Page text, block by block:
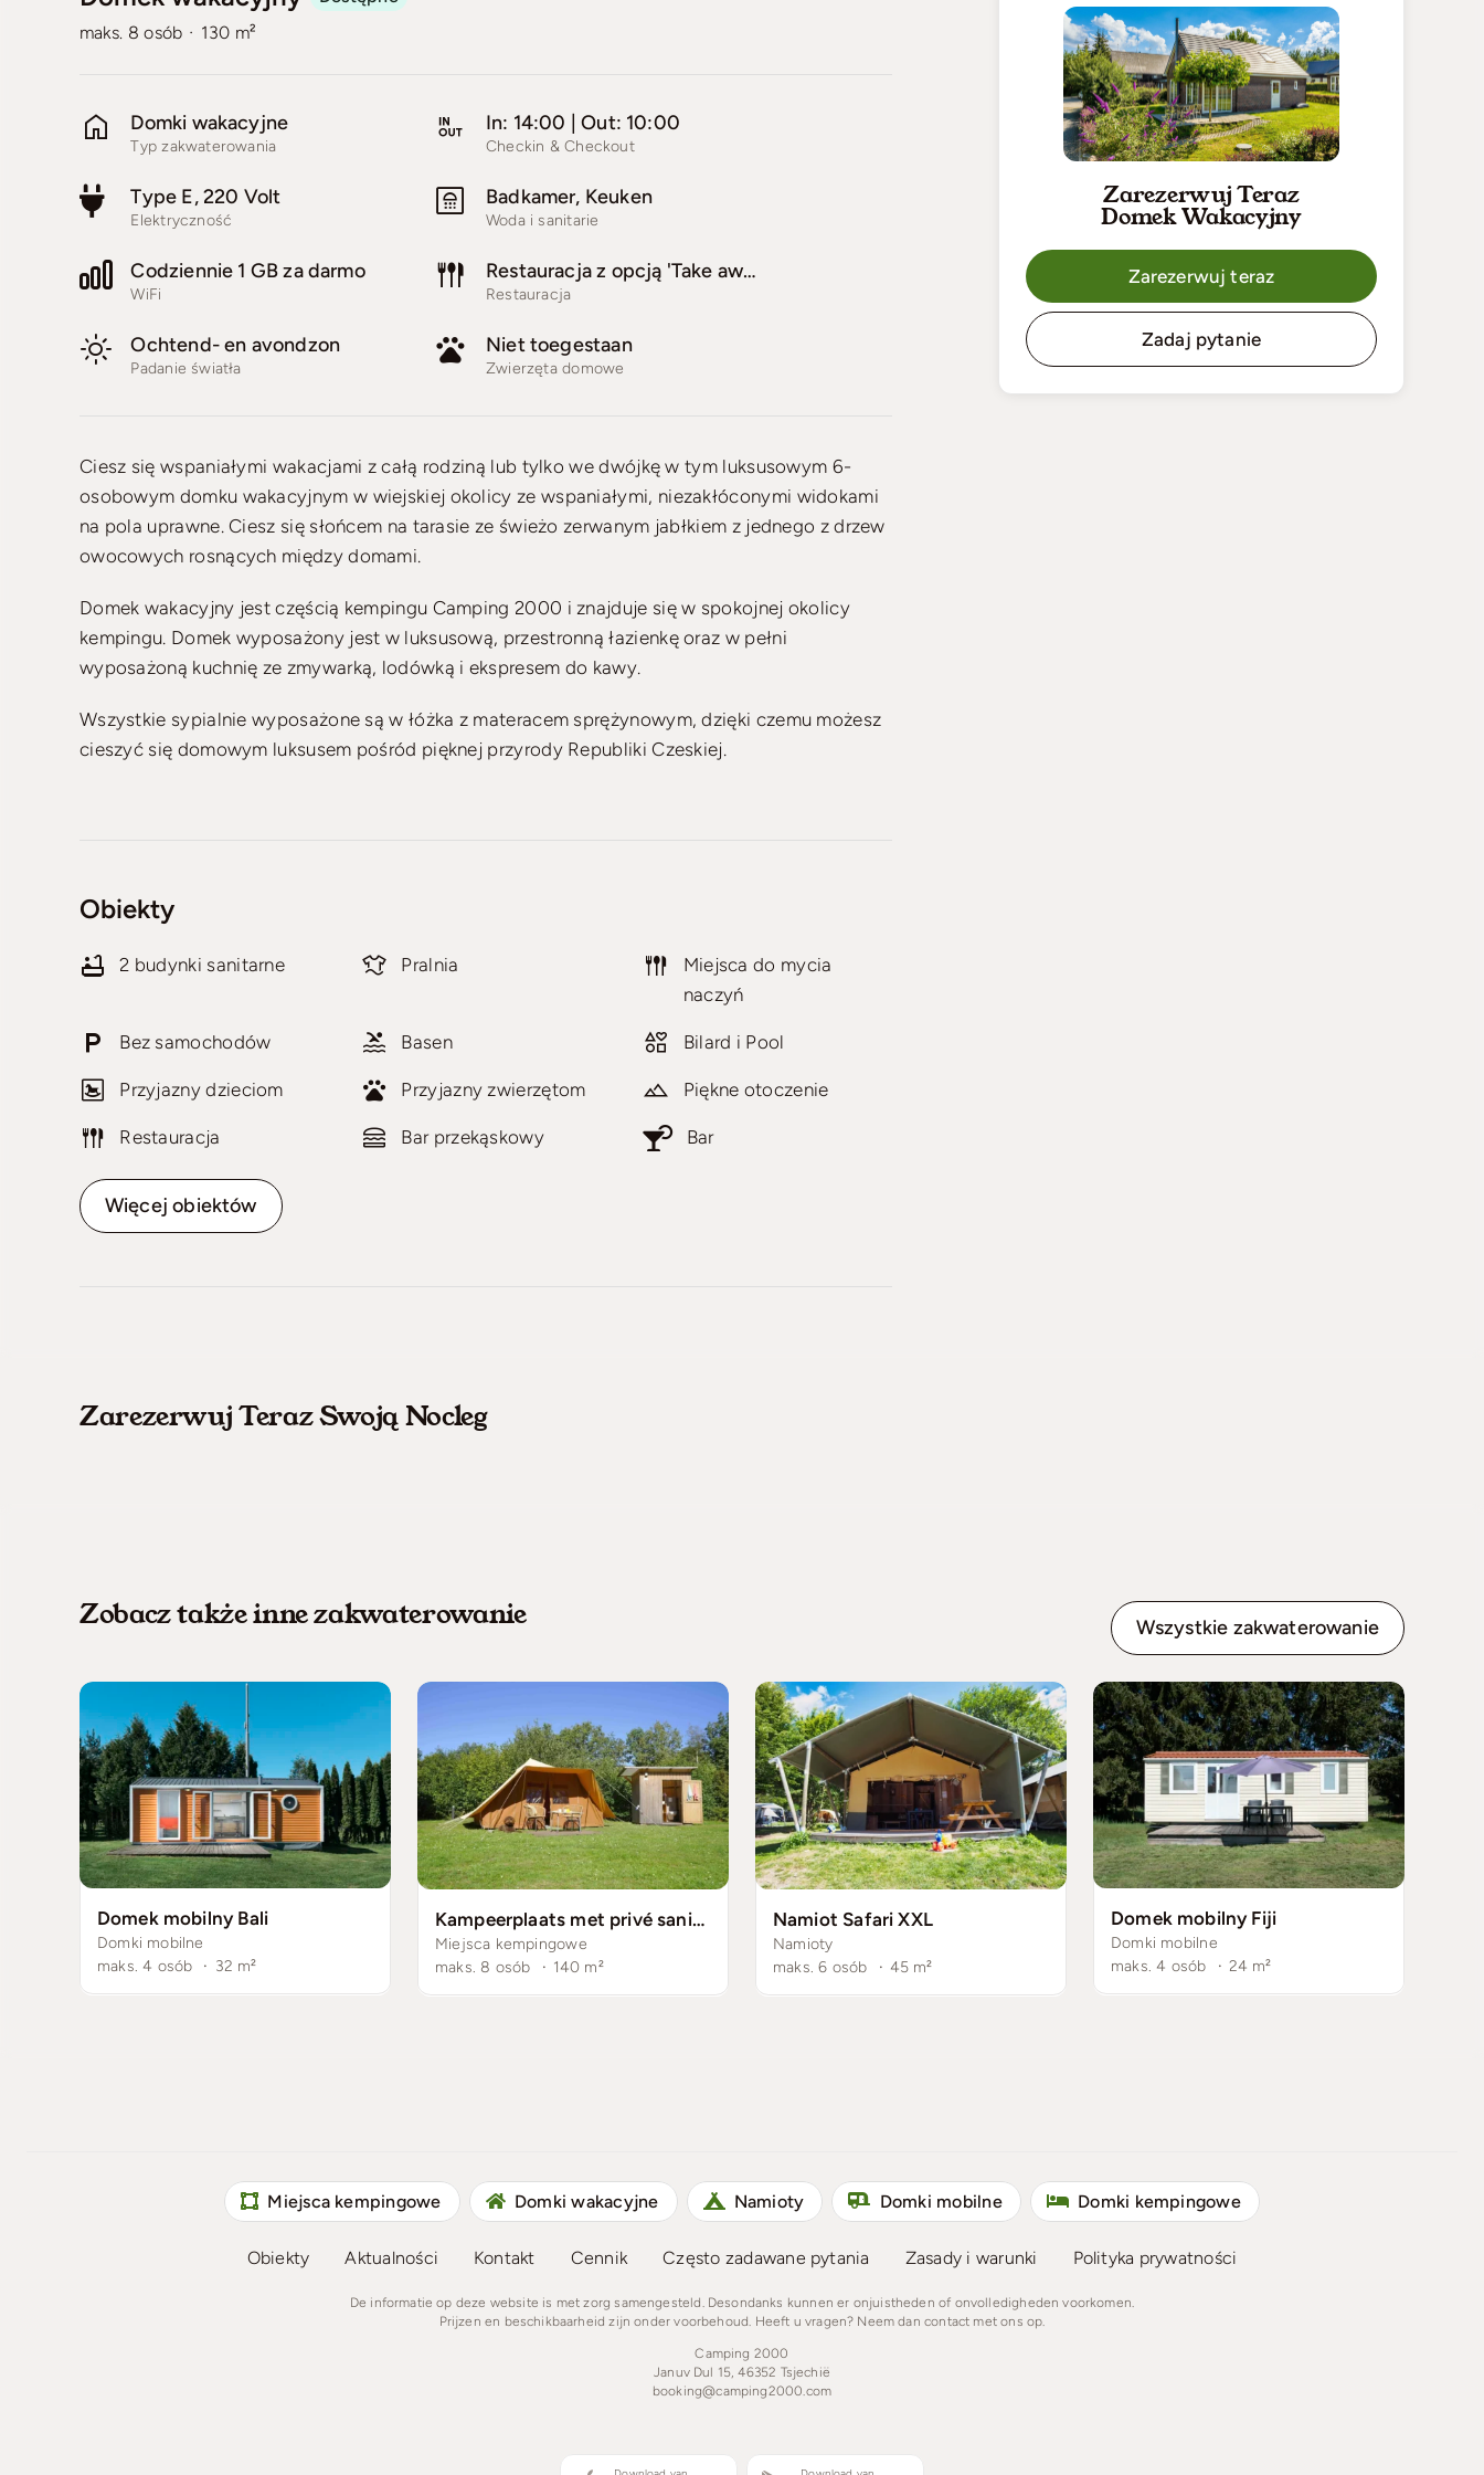
maks. 8 osób · 130 m²
Domki wakacyjne
Typ zakwaterowania
In: 14:00 | Out: 10:00
Checkin & Checkout
Type E, 220 Volt
Elektryczność
Badkamer, Keuken
Woda i sanitarie
Codziennie 1 GB za darmo
WiFi
Restauracja z opcją 'Take away'
Restauracja
Ochtend- en avondzon
Padanie światła
Niet toegestaan
Zwierzęta domowe
Ciesz się wspaniałymi wakacjami z całą rodziną lub tylko we dwójkę w tym luksusowym 6-
osobowym domku wakacyjnym w wiejskiej okolicy ze wspaniałymi, niezakłóconymi widokami
na pola uprawne. Ciesz się słońcem na tarasie ze świeżo zerwanym jabłkiem z jednego z drzew
owocowych rosnących między domami.
Domek wakacyjny jest częścią kempingu Camping 2000 i znajduje się w spokojnej okolicy
kempingu. Domek wyposażony jest w luksusową, przestronną łazienkę oraz w pełni
wyposażoną kuchnię ze zmywarką, lodówką i ekspresem do kawy.
Wszystkie sypialnie wyposażone są w łóżka z materacem sprężynowym, dzięki czemu możesz
cieszyć się domowym luksusem pośród pięknej przyrody Republiki Czeskiej.
Obiekty
2 budynki sanitarne Pralnia
Miejsca do mycia
naczyń
Bez samochodów Basen Bilard i Pool
Przyjazny dzieciom Przyjazny zwierzętom Piękne otoczenie
Restauracja Bar przekąskowy Bar
Więcej obiektów
Zarezerwuj Teraz
Domek Wakacyjny
Zarezerwuj teraz
Zadaj pytanie
Zarezerwuj Teraz Swoją Nocleg
Zobacz także inne zakwaterowanie Wszystkie zakwaterowanie
Domek mobilny Bali
Domki mobilne
maks. 4 osób
· 32 m²
Kampeerplaats met privé sanitair
Miejsca kempingowe
maks. 8 osób
· 140 m²
Namiot Safari XXL
Namioty
maks. 6 osób
· 45 m²
Domek mobilny Fiji
Domki mobilne
maks. 4 osób
· 24 m²
Miejsca kempingowe Domki wakacyjne Namioty Domki mobilne Domki kempingowe
Obiekty Aktualności Kontakt Cennik Często zadawane pytania Zasady i warunki Polityka prywatności
De informatie op deze website is met zorg samengesteld. Desondanks kunnen er onjuistheden of onvolledigheden voorkomen.
Prijzen en beschikbaarheid zijn onder voorbehoud. Heeft u vragen? Neem dan contact met ons op.
Camping 2000
Januv Dul 15, 46352 Tsjechië
booking@camping2000.com